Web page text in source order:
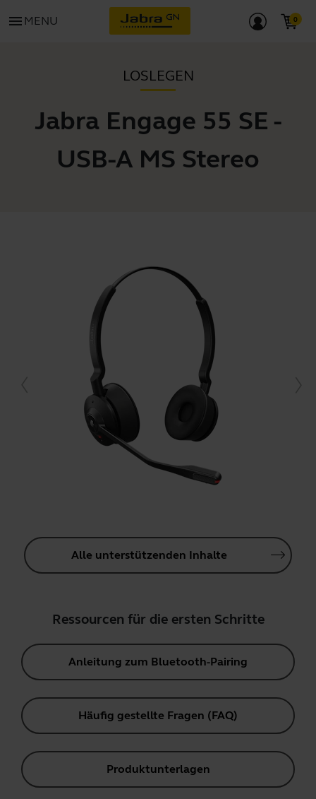
menu MENU
LOSLEGEN
Jabra Engage 55 SE -
USB-A MS Stereo
Alle unterstützenden Inhalte
Ressourcen für die ersten Schritte
Anleitung zum Bluetooth-Pairing
Häufig gestellte Fragen (FAQ)
Produktunterlagen